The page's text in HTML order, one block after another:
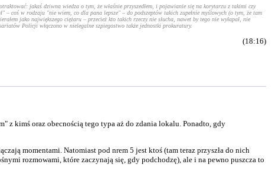
jakaś dziwna wiedza o tym, że właśnie przyszedłem, i pojawianie się na korytarzu z takimi czy
– coś w rodzaju "nie wiem, co dla pana lepsze" – do podszeptów takich zupełnie myślowych (o tym, że tam
jako największego ciężaru – przecież kto takich rzeczy nie słucha, nawet by tego nie wyłapał, nie
Policji włączono w nielegalne szpiegostwo także jednostki prokuratury.
(18:16)
z kimś oraz obecnością tego typa aż do zdania lokalu. Ponadto, gdy
momentami. Natomiast pod nrem 5 jest ktoś (tam teraz przyszła do nich
rozmowami, które zaczynają się, gdy podchodzę), ale i na pewno puszcza to